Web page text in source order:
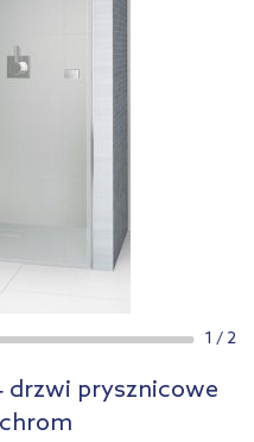
1 /2
drzwi prysznicowe